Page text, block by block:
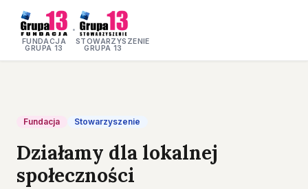
FUNDACJA
GRUPA 13
·
STOWARZYSZENIE
GRUPA 13
Fundacja Stowarzyszenie
Działamy dla lokalnej
społeczności